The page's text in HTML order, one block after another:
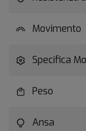
Movimento
Specifica
Peso
Ansa